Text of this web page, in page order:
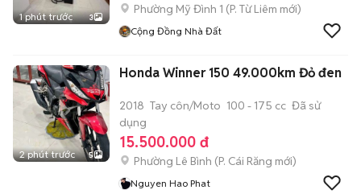
1 phút trước 3
Phường Mỹ Đình 1 (P. Từ Liêm mới)
Cộng Đồng Nhà Đất
2 phút trước 5
Honda Winner 150 49.000km Đỏ đen
2018 Tay côn/Moto 100 - 175 cc Đã sử
dụng
15.500.000 đ
Phường Lê Bình (P. Cái Răng mới)
Nguyen Hao Phat